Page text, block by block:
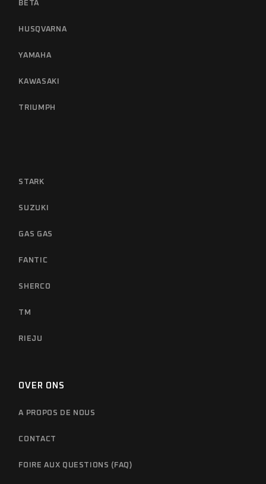
BETA
HUSQVARNA
YAMAHA
KAWASAKI
TRIUMPH
STARK
SUZUKI
GAS GAS
FANTIC
SHERCO
TM
RIEJU
OVER ONS
A PROPOS DE NOUS
CONTACT
FOIRE AUX QUESTIONS (FAQ)